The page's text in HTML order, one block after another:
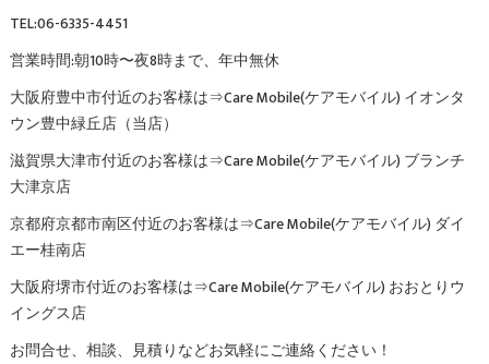
TEL:06-6335-4451
営業時間:朝10時〜夜8時まで、年中無休
大阪府豊中市付近のお客様は⇒Care Mobile(ケアモバイル) イオンタ
ウン豊中緑丘店（当店）
滋賀県大津市付近のお客様は⇒Care Mobile(ケアモバイル) ブランチ
大津京店
京都府京都市南区付近のお客様は⇒Care Mobile(ケアモバイル) ダイ
エー桂南店
大阪府堺市付近のお客様は⇒Care Mobile(ケアモバイル) おおとりウ
イングス店
お問合せ、相談、見積りなどお気軽にご連絡ください！